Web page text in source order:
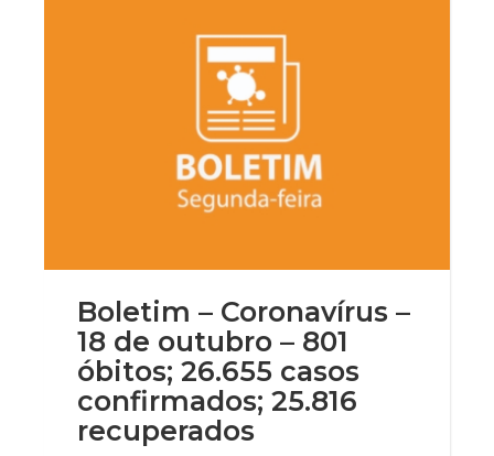
Boletim – Coronavírus –
18 de outubro – 801
óbitos; 26.655 casos
confirmados; 25.816
recuperados